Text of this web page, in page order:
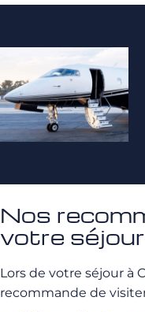
Nos
votre
Lors de votre séjour à
recommande de